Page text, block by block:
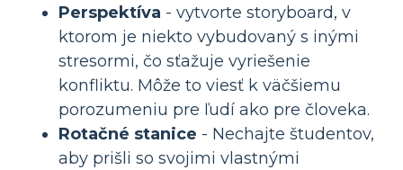
Perspektíva - vytvorte storyboard, v
ktorom je niekto vybudovaný s inými
stresormi, čo sťažuje vyriešenie
konfliktu. Môže to viesť k väčšiemu
porozumeniu pre ľudí ako pre človeka.
Rotačné stanice - Nechajte študentov,
aby prišli so svojimi vlastnými